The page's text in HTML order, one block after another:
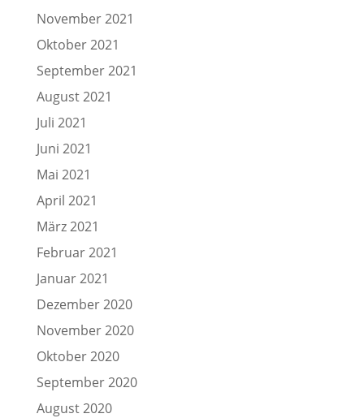
November 2021
Oktober 2021
September 2021
August 2021
Juli 2021
Juni 2021
Mai 2021
April 2021
März 2021
Februar 2021
Januar 2021
Dezember 2020
November 2020
Oktober 2020
September 2020
August 2020